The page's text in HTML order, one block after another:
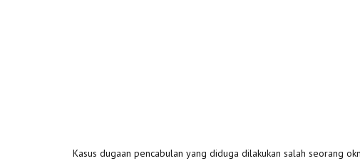
Kasus dugaan pencabulan yang diduga dilakukan salah seorang